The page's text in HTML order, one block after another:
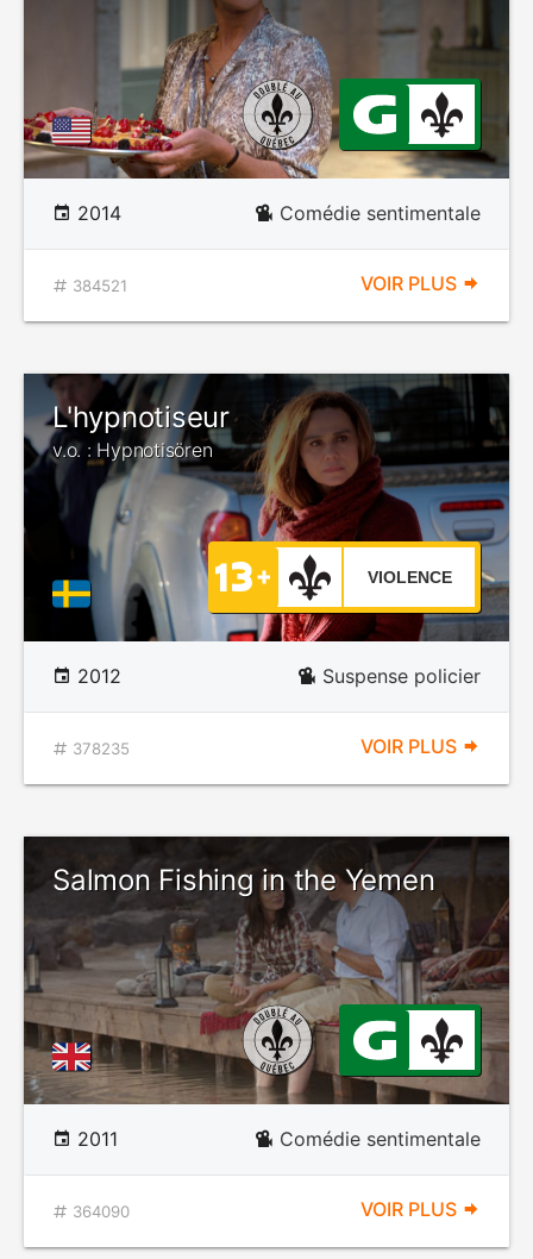
2014 Comédie sentimentale
384521 VOIR PLUS
L'hypnotiseur
v.o. : Hypnotisören
VIOLENCE
2012 Suspense policier
378235 VOIR PLUS
Salmon Fishing in the Yemen
2011 Comédie sentimentale
364090 VOIR PLUS